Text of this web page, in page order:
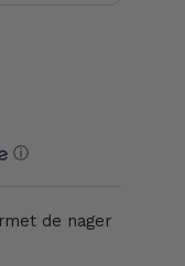
ⓘ
de nager